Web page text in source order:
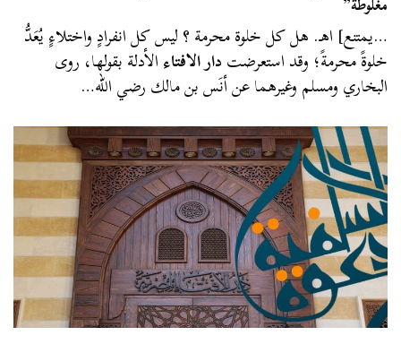
…يمتنع] اهـ. هل كل خلوة محرمة ؟ ليس كل انفرادٍ واختلاءٍ يُعَدُّ
خلوةً محرمةً؛ وقد استعرضتدار الافتاءالأدلة بقولها، روى
البخاري ومسلم وغيرهما عن أنَس بن مالك رضي الله…